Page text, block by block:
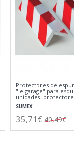
Protectores de
"le garage" para
unidades.
SUMEX
35,71€ 40,49€